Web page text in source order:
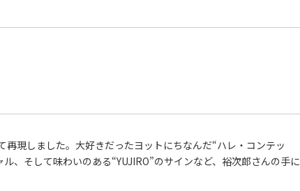
現しました。大好きだったヨットにちなんだ“ハレ・コンテッ
、そして味わいのある“YUJIRO”のサインなど、裕次郎さんの手に